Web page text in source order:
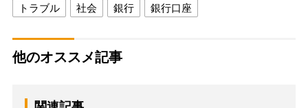
トラブル 社会 銀行 銀行口座
他のオススメ記事